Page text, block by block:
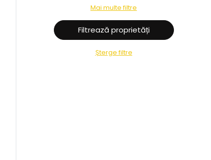
Mai multe filtre
Șterge filtre